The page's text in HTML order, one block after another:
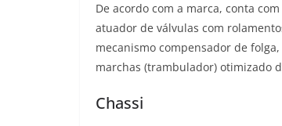
De acordo com a marca, conta
atuador de válvulas com
mecanismo compensador de
marchas (trambulador) otimizado
Chassi